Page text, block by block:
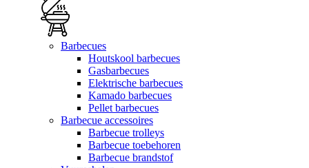
Barbecues
Houtskool barbecues
Gasbarbecues
Elektrische barbecues
Kamado barbecues
Pellet barbecues
Barbecue accessoires
Barbecue trolleys
Barbecue toebehoren
Barbecue brandstof